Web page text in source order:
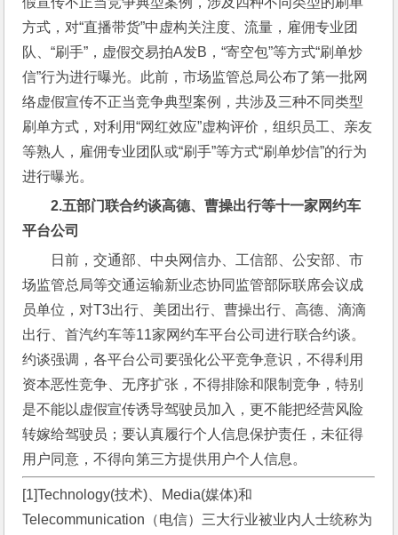
方式，对“直播带货”中虚构关注度、流量，雇佣专业团
队、“刷手”，虚假交易拍A发B，“寄空包”等方式“刷单炒
信”行为进行曝光。此前，市场监管总局公布了第一批网
络虚假宣传不正当竞争典型案例，共涉及三种不同类型
刷单方式，对利用“网红效应”虚构评价，组织员工、亲友
等熟人，雇佣专业团队或“刷手”等方式“刷单炒信”的行为
进行曝光。
2.五部门联合约谈高德、曹操出行等十一家网约车
平台公司
日前，交通部、中央网信办、工信部、公安部、市
场监管总局等交通运输新业态协同监管部际联席会议成
员单位，对T3出行、美团出行、曹操出行、高德、滴滴
出行、首汽约车等11家网约车平台公司进行联合约谈。
约谈强调，各平台公司要强化公平竞争意识，不得利用
资本恶性竞争、无序扩张，不得排除和限制竞争，特别
是不能以虚假宣传诱导驾驶员加入，更不能把经营风险
转嫁给驾驶员；要认真履行个人信息保护责任，未征得
用户同意，不得向第三方提供用户个人信息。
[1]Technology(技术)、Media(媒体)和
Telecommunication（电信）三大行业被业内人士统称为